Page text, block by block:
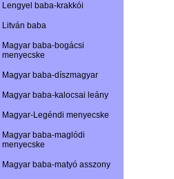
Lengyel baba-krakkói
Litván baba
Magyar baba-bogácsi
menyecske
Magyar baba-díszmagyar
Magyar baba-kalocsai leány
Magyar-Legéndi menyecske
Magyar baba-maglódi
menyecske
Magyar baba-matyó asszony